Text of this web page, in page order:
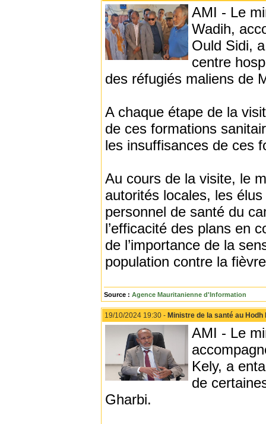
AMI - Le
Wadih,
Ould Sidi,
centre
des réfugiés maliens de
A chaque étape de la
de ces formations
les insuffisances de ces
Au cours de la visite, le
autorités locales, les
personnel de santé du
l’efficacité des plans en
de l’importance de la
population contre la
Source : Agence Mauritanienne d'Information
19/10/2024 19:30 - Ministre de la santé au
AMI - Le
Kely, a
de
Gharbi.